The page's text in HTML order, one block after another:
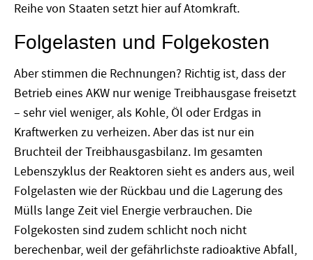
Reihe von Staaten setzt hier auf Atomkraft.
Folgelasten und Folgekosten
Aber stimmen die Rechnungen? Richtig ist, dass der
Betrieb eines AKW nur wenige Treibhausgase freisetzt
– sehr viel weniger, als Kohle, Öl oder Erdgas in
Kraftwerken zu verheizen. Aber das ist nur ein
Bruchteil der Treibhausgasbilanz. Im gesamten
Lebenszyklus der Reaktoren sieht es anders aus, weil
Folgelasten wie der Rückbau und die Lagerung des
Mülls lange Zeit viel Energie verbrauchen. Die
Folgekosten sind zudem schlicht noch nicht
berechenbar, weil der gefährlichste radioaktive Abfall,